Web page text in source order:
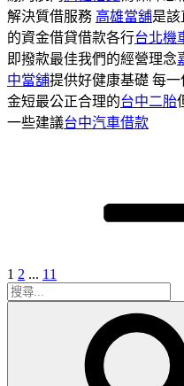
解決質借服務 高雄當舖是該
的資金借貸借款各行台北機
即撥款最佳我們的經營理念
中當舖提供好健康基礎 每
金短最公正合理的台中二胎
一些建議台中汽車借款
1 2 ... 11
搜